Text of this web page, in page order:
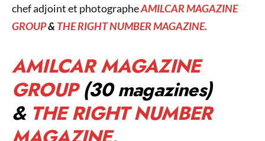
chef adjoint et photographeAMILCAR MAGAZINE
GROUP& THE RIGHT NUMBER MAGAZINE.
AMILCAR MAGAZINE
GROUP (30 magazines)
& THE RIGHT NUMBER